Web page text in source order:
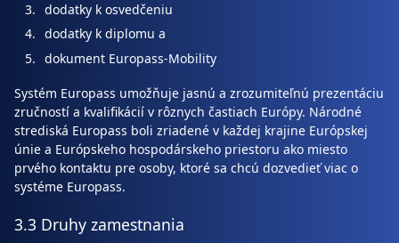
dodatky k osvedčeniu
dodatky k diplomu a
dokument Europass-Mobility
Systém Europass umožňuje jasnú a zrozumiteľnú prezentáciu
zručností a kvalifikácií v rôznych častiach Európy. Národné
strediská Europass boli zriadené v každej krajine Európskej
únie a Európskeho hospodárskeho priestoru ako miesto
prvého kontaktu pre osoby, ktoré sa chcú dozvedieť viac o
systéme Europass.
3.3 Druhy zamestnania